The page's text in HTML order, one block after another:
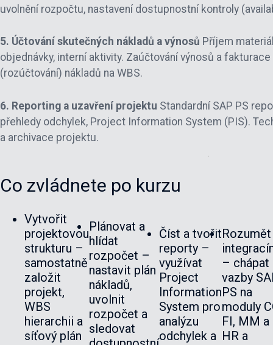
uvolnění rozpočtu, nastavení dostupnostní kontroly
5. Účtování skutečných nákladů a výnosů Příjem
objednávky, interní aktivity. Zaúčtování výnosů a
(rozúčtování) nákladů na WBS.
6. Reporting a uzavření projektu Standardní SAP PS
přehledy odchylek, Project Information System (PIS).
a archivace projektu.
Co zvládnete po kurzu
Vytvořit
projektovou
strukturu –
samostatně
založit
projekt,
WBS
hierarchii a
síťový plán
Plánovat a
hlídat
rozpočet –
nastavit plán
nákladů,
uvolnit
rozpočet a
sledovat
Číst a tvořit
reporty –
využívat
Project
Information
System pro
analýzu
odchylek a
Rozumět
– chápat
vazby
PS na
moduly
FI, MM a
HR a